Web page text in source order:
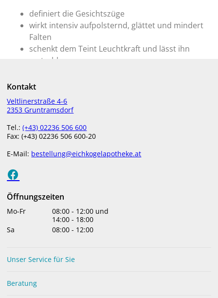
definiert die Gesichtszüge
wirkt intensiv aufpolsternd, glättet und mindert
Falten
schenkt dem Teint Leuchtkraft und lässt ihn
erstrahlen
Morgens und abends nach der gründlichen
Hautreinigung auf Gesicht und Hals auftragen und
sanft einmassieren.
Ideal nach dem Straffenden Serum Ceramide-
GLYCERIN, CAPRYLIC/CAPRIC TRIGLYCERIDE,
OCTYLDODECANOL, TAPIOCA STARCH,
BUTYROSPERMUM PARKII BUTTER, OLEYL ERUCATE,
AMMONIUM ACRYLOYLDIMETHYLTAURATE/ VP
ACETATE ,
XYLITOL, CAPROOYL
LACTIFLORA ROOT EXTRACT, HYDROGENATED
RETINOL, SODIUM HYALURONATE,
Kontakt
Veltlinerstraße 4-6
2353 Gruntramsdorf
Tel.:(+43) 02236 506 600
Fax: (+43) 02236 506 600-20
E-Mail: bestellung@eichkogelapotheke.at
Öffnungszeiten
Mo-Fr 08:00 - 12:00 und
14:00 - 18:00
Sa
08:00 - 12:00
Unser Service für Sie
Beratung